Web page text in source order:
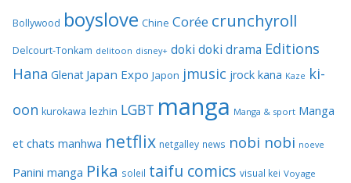
Bollywood boyslove Chine Corée crunchyroll
Delcourt-Tonkam delitoon disney+ doki doki drama Editions
Hana Glenat Japan Expo Japon jmusic jrock kana Kaze ki-
oon kurokawa lezhin LGBT manga Manga & sport Manga
et chats manhwa netflix netgalley news nobi nobi noeve
Panini manga Pika soleil taifu comics visual kei Voyage